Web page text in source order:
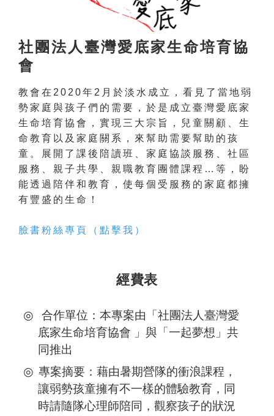
社團法人臺灣愛底家生命培育協
會
教會在2020年2月於淡水成立，看見了當地弱
勢家庭與孩子們的需要，於是成立臺灣愛底家
生命培育協會，實現三大宗旨，兒童關顧、生
命教育以及家庭關系，來幫助需要幫助的孩
童。展開了課後陪讀班、家庭協談服務、社區
服務、親子共學、親職教育團體課程…等，盼
能透過陪伴和教育，使每個受服務的家庭都擁
有豐盛的生命！
臉書粉絲專頁（點擊我）
經費表
合作單位：本專案由「社團法人臺灣愛
底家生命培育協會 」與「一起夢想」共
同推出
專案摘要：藉由暑期營隊的衝浪課程，
讓弱勢孩童擁有不一樣的體驗教育，同
時請隨隊心理師陪同，觀察孩子的狀況